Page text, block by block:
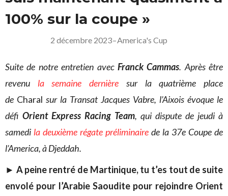
100% sur la coupe »
2 décembre 2023–America's Cup
Suite de notre entretien avec Franck Cammas. Après être
revenu la semaine dernière sur la quatrième place
de Charal sur la Transat Jacques Vabre, l’Aixois évoque le
défi Orient Express Racing Team, qui dispute de jeudi à
samedi la deuxième régate préliminaire de la 37e Coupe de
l’America, à Djeddah.
► A peine rentré de Martinique, tu t’es tout de suite
envolé pour l’Arabie Saoudite pour rejoindre Orient